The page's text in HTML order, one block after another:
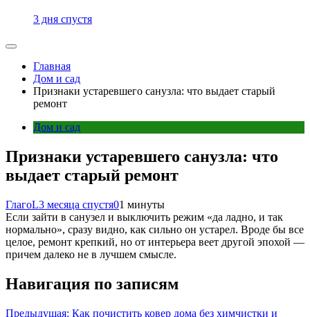
3 дня спустя
Главная
Дом и сад
Признаки устаревшего санузла: что выдает старый
ремонт
Дом и сад
Признаки устаревшего санузла: что
выдает старый ремонт
ГлагоL3 месяца спустя01 минуты
Если зайти в санузел и выключить режим «да ладно, и так
нормально», сразу видно, как сильно он устарел. Вроде бы все
целое, ремонт крепкий, но от интерьера веет другой эпохой —
причем далеко не в лучшем смысле.
Навигация по записям
Предыдущая: Как почистить ковер дома без химчистки и